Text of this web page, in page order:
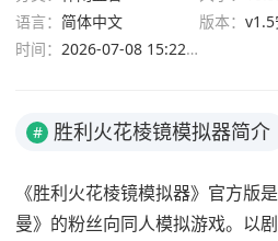
语言： 简体中文 版本： v1.5
时间： 2026-07-08 15:22:13
# 胜利火花棱镜模拟器简介
《胜利火花棱镜模拟器》官方版
曼》的粉丝向同人模拟游戏。以